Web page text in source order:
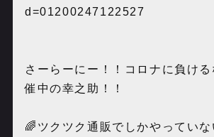
d=01200247122527
さーらーにー！！コロナに負ける
催中の幸之助！！
🌈ツクツク通販でしかやってい